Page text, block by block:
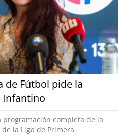
de Fútbol pide la
Infantino
programación completa de la
la Liga de Primera